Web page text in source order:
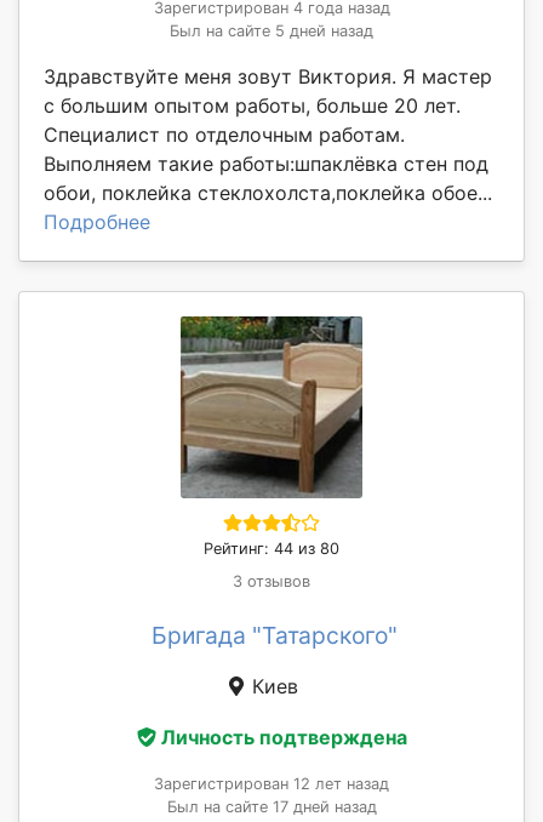
Зарегистрирован 4 года назад
Был на сайте 5 дней назад
Здравствуйте меня зовут Виктория. Я мастер
с большим опытом работы, больше 20 лет.
Специалист по отделочным работам.
Выполняем такие работы:шпаклёвка стен под
обои, поклейка стеклохолста,поклейка обое...
Подробнее
Рейтинг: 44 из 80
3 отзывов
Бригада "Татарского"
Киев
Личность подтверждена
Зарегистрирован 12 лет назад
Был на сайте 17 дней назад